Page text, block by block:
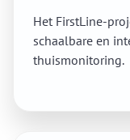
Het FirstLine-
schaalbare en
thuismonitoring.